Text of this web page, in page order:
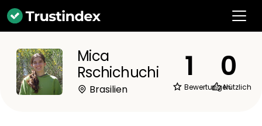
Mica
Rschichuchi
Brasilien
1
Bewertungen
0
Nützlich